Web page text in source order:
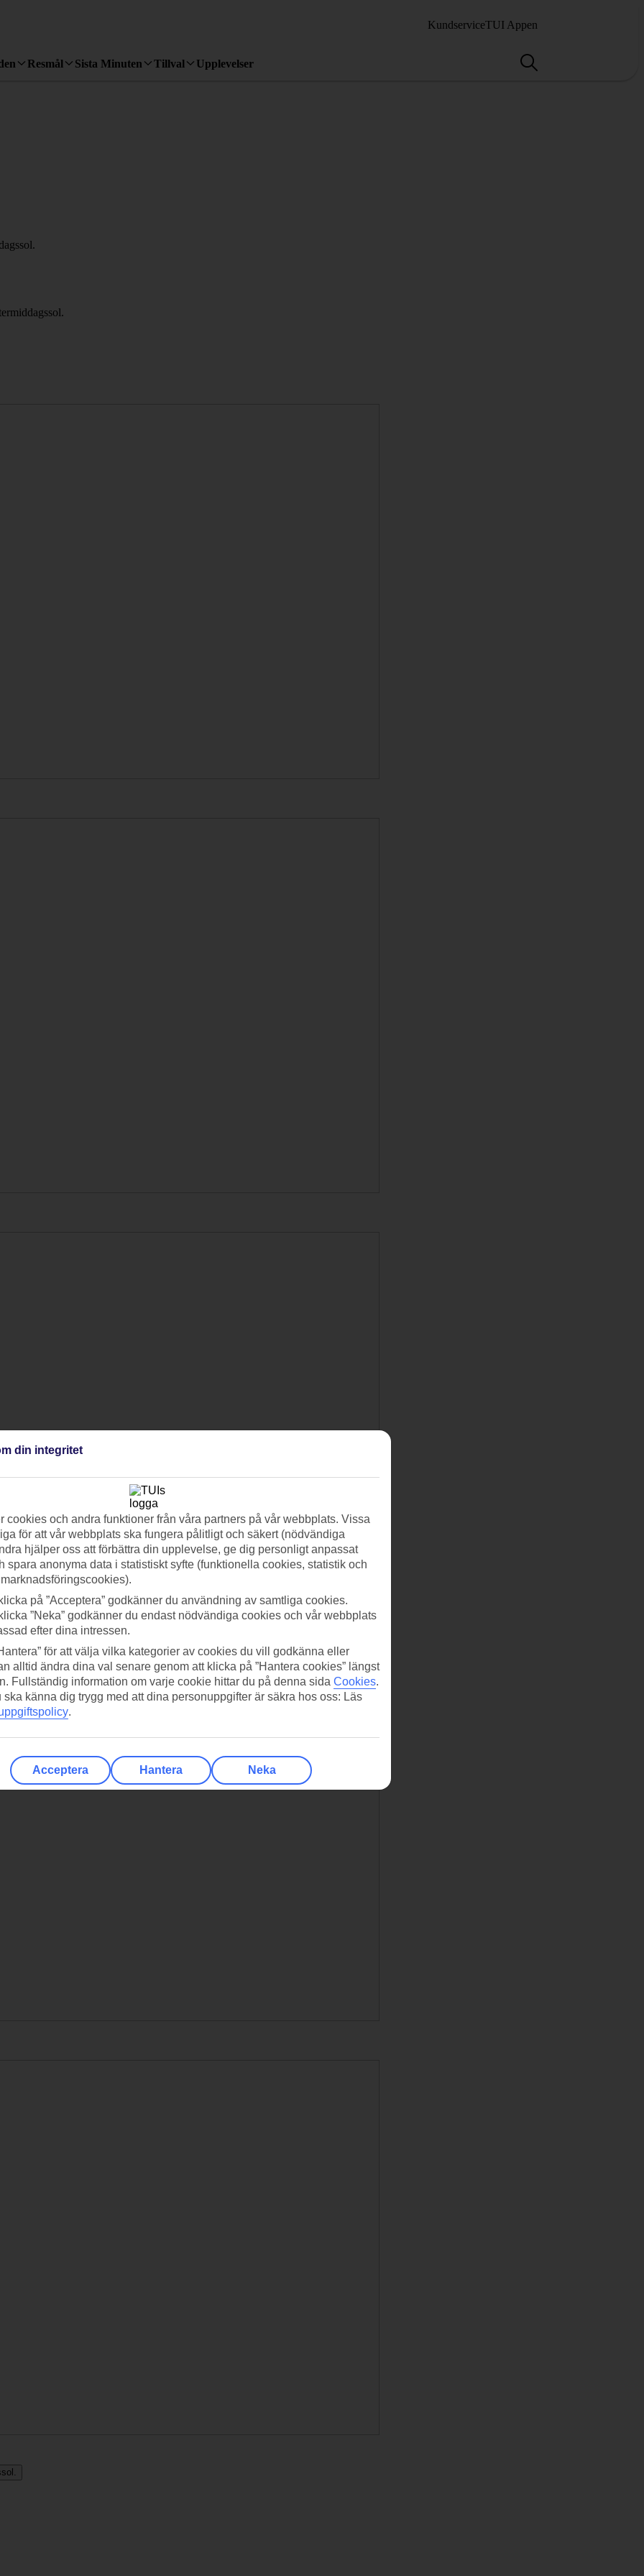
KundserviceTUI Appen
Resmål Sista Minuten Tillval Upplevelser
din integritet
cookies och andra funktioner från våra partners på vår webbplats. Vissa
för att vår webbplats ska fungera pålitligt och säkert (nödvändiga
hjälper oss att förbättra din upplevelse, ge dig personligt anpassat
spara anonyma data i statistiskt syfte (funktionella cookies, statistik och
på ”Acceptera” godkänner du användning av samtliga cookies.
”Neka” godkänner du endast nödvändiga cookies och vår webbplats
efter dina intressen.
för att välja vilka kategorier av cookies du vill godkänna eller
alltid ändra dina val senare genom att klicka på ”Hantera cookies” längst
Fullständig information om varje cookie hittar du på denna sida Cookies.
ska känna dig trygg med att dina personuppgifter är säkra hos oss: Läs
.
Acceptera Hantera Neka